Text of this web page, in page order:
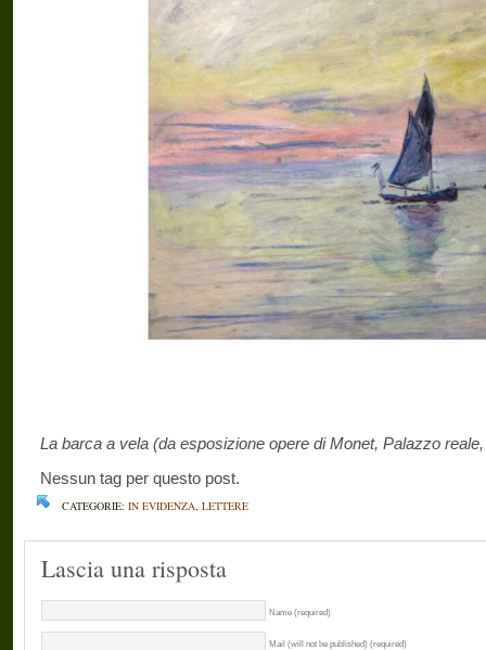
La barca a vela (da esposizione opere di Monet, Palazzo
Nessun tag per questo post.
CATEGORIE: IN EVIDENZA LETTERE
Lascia una risposta
Name (required)
Mail (will not be published) (required)